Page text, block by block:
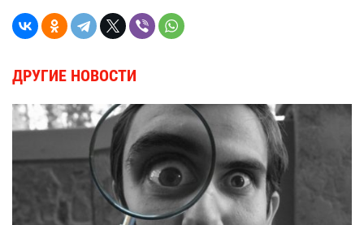
ДРУГИЕ НОВОСТИ